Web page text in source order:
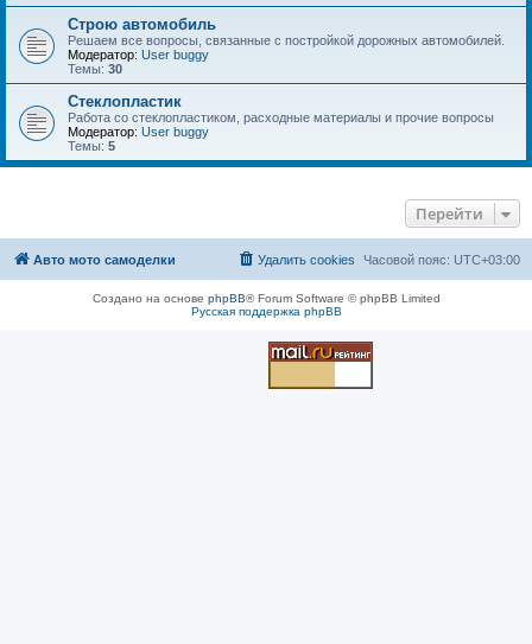
Строю автомобиль
Решаем все вопросы, связанные с постройкой дорожных автомобилей.
Модератор: User buggy
Темы: 30
Стеклопластик
Работа со стеклопластиком, расходные материалы и прочие вопросы
Модератор: User buggy
Темы: 5
Перейти
Авто мото самоделки Часовой пояс: UTC+03:00
Удалить cookies
Создано на основе phpBB® Forum Software © phpBB Limited
Русская поддержка phpBB